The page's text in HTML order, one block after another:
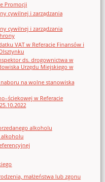
Promocji
cywilnej i zarządzania
cywilnej i zarządzania
VAT w Referacie Finansów i
ds. drogownictwa w
Urzędu Miejskiego w
na wolne stanowiska
w Referacie
alkoholu
alkoholu
małżeństwa lub zgonu